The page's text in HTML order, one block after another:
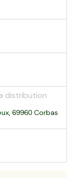
distribution
69960 Corbas